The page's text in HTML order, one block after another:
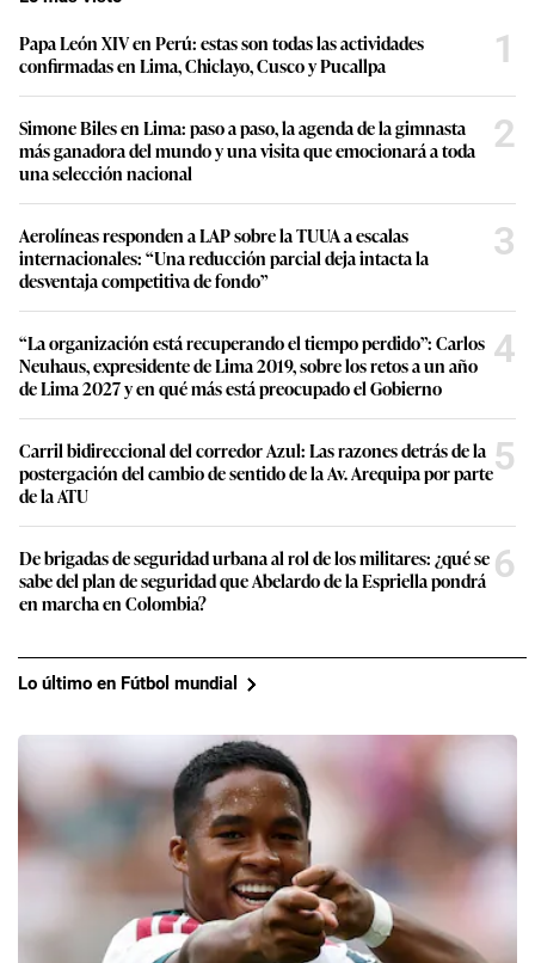
Papa León XIV en Perú: estas son todas las actividades
confirmadas en Lima, Chiclayo, Cusco y Pucallpa
1
Simone Biles en Lima: paso a paso, la agenda de la gimnasta
más ganadora del mundo y una visita que emocionará a toda
una selección nacional
2
Aerolíneas responden a LAP sobre la TUUA a escalas
internacionales: “Una reducción parcial deja intacta la
desventaja competitiva de fondo”
3
“La organización está recuperando el tiempo perdido”: Carlos
Neuhaus, expresidente de Lima 2019, sobre los retos a un año
de Lima 2027 y en qué más está preocupado el Gobierno
4
Carril bidireccional del corredor Azul: Las razones detrás de la
postergación del cambio de sentido de la Av. Arequipa por parte
de la ATU
5
De brigadas de seguridad urbana al rol de los militares: ¿qué se
sabe del plan de seguridad que Abelardo de la Espriella pondrá
en marcha en Colombia?
6
Lo último en Fútbol mundial